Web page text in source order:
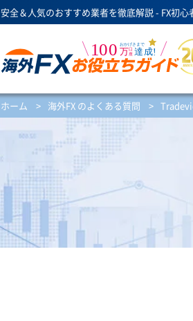
安全＆人気のおすすめ業者を徹底解説 - FX初心
ホーム > 海外FX のよくある質問 >